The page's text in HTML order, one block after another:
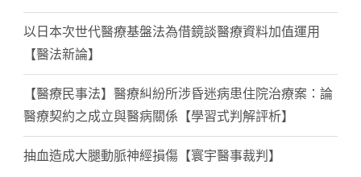
以日本次世代醫療基盤法為借鏡談醫療資料加值運用
【醫法新論】
【醫療民事法】醫療糾紛所涉昏迷病患住院治療案：論
醫療契約之成立與醫病關係【學習式判解評析】
抽血造成大腿動脈神經損傷【寰宇醫事裁判】